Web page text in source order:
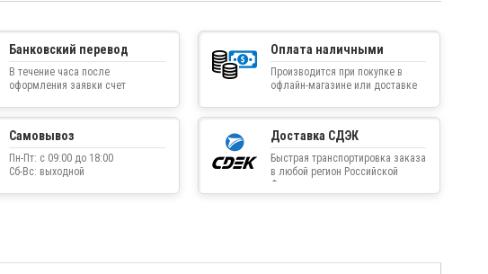
Банковский перевод
В течение часа после
оформления заявки счет
Оплата наличными
Производится при покупке в
офлайн-магазине или доставке
Самовывоз
Пн-Пт: с 09:00 до 18:00
Сб-Вс: выходной
Доставка СДЭК
Быстрая транспортировка заказа
в любой регион Российской
Федерации